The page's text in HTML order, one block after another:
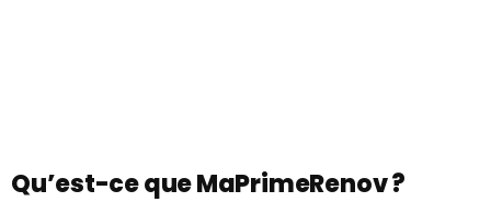
Qu’est-ce que MaPrimeRenov ?